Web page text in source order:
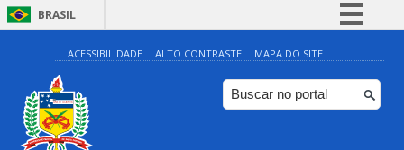
BRASIL
Simplifique!
Comunica BR
Participe
ACESSIBILIDADE ALTO CONTRASTE MAPA DO SITE